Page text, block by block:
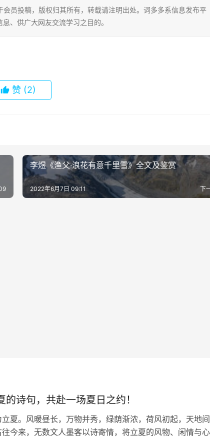
员投稿，版权归其所有，转载请注明出处。词多多系信息发布平
、供广大网友交流学习之目的。
赞 (2)
李煜《渔父·浪花有意千里雪》全文及鉴赏
下
2022年6月7日 09:11
的诗句，共赴一场夏日之约！
夏。风暖昼长，万物并秀，绿荫渐浓，荷风初起，天地
今来，无数文人墨客以诗寄情，将立夏的风物、闲情与